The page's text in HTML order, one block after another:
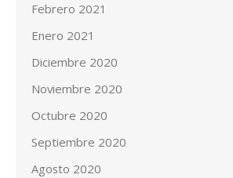
Febrero 2021
Enero 2021
Diciembre 2020
Noviembre 2020
Octubre 2020
Septiembre 2020
Agosto 2020